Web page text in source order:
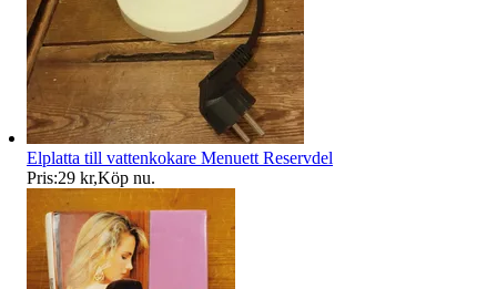
Elplatta till vattenkokare Menuett Reservdel
Pris:29 kr,Köp nu.